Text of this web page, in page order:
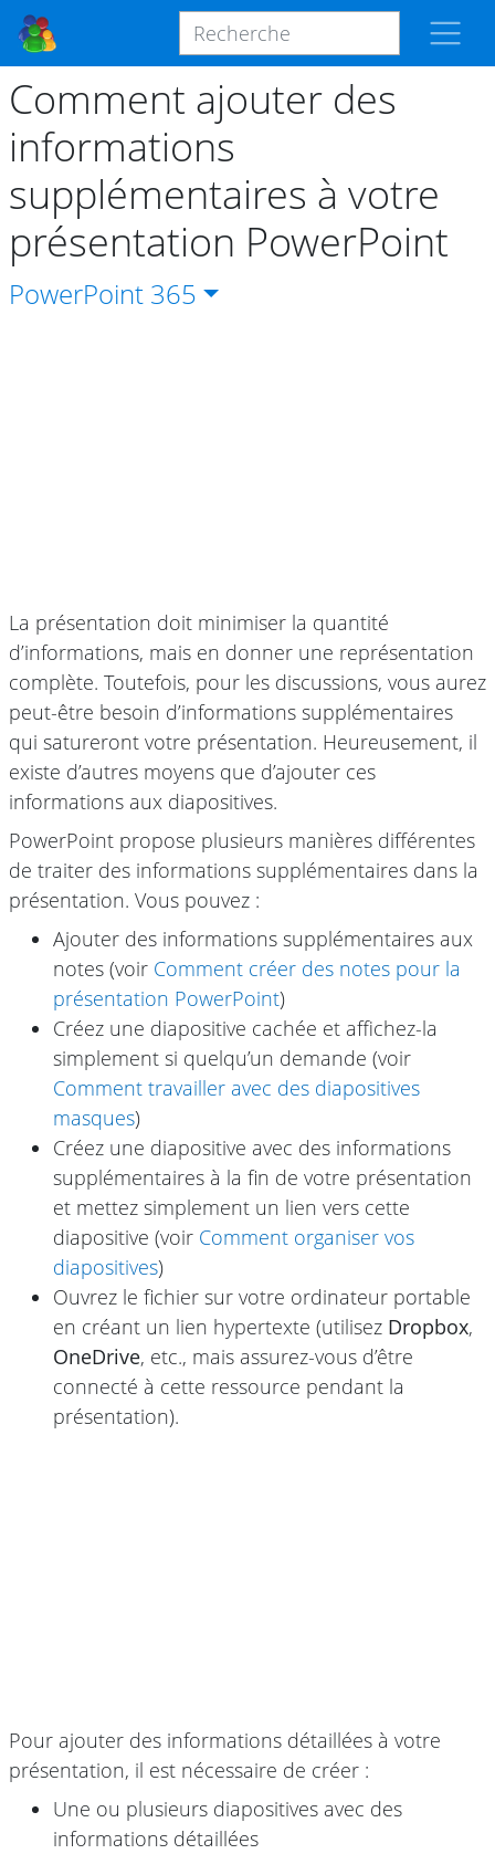
Comment ajouter des
informations
supplémentaires à votre
présentation PowerPoint
PowerPoint 365
La présentation doit minimiser la quantité
d’informations, mais en donner une représentation
complète. Toutefois, pour les discussions, vous aurez
peut-être besoin d’informations supplémentaires
qui satureront votre présentation. Heureusement, il
existe d’autres moyens que d’ajouter ces
informations aux diapositives.
PowerPoint propose plusieurs manières différentes
de traiter des informations supplémentaires dans la
présentation. Vous pouvez :
Ajouter des informations supplémentaires aux
notes (voir Comment créer des notes pour la
présentation PowerPoint)
Créez une diapositive cachée et affichez-la
simplement si quelqu’un demande (voir
Comment travailler avec des diapositives
masques)
Créez une diapositive avec des informations
supplémentaires à la fin de votre présentation
et mettez simplement un lien vers cette
diapositive (voir Comment organiser vos
diapositives)
Ouvrez le fichier sur votre ordinateur portable
en créant un lien hypertexte (utilisez Dropbox,
OneDrive, etc., mais assurez-vous d’être
connecté à cette ressource pendant la
présentation).
Pour ajouter des informations détaillées à votre
présentation, il est nécessaire de créer :
Une ou plusieurs diapositives avec des
informations détaillées